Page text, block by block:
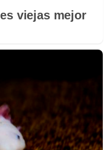
viejas mejor